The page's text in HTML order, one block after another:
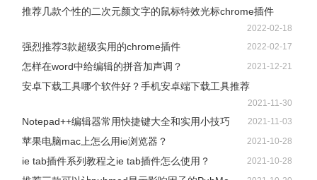
推荐几款个性的二次元颜文字的鼠标特效光标chrome插件
2022-02-18
强烈推荐3款超级实用的chrome插件 2022-02-17
怎样在word中给编辑的拼音加声调？ 2021-12-21
安卓下载工具哪个软件好？手机安卓端下载工具推荐
2021-11-30
Notepad++编辑器常用快捷键大全和实用小技巧 2021-11-03
苹果电脑mac上怎么用ie浏览器？ 2021-10-28
ie tab插件系列教程之ie tab插件怎么使用？ 2021-10-28